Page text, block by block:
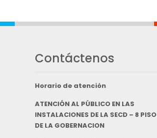
Contáctenos
Horario de atención
ATENCIÓN AL PÚBLICO EN LAS
INSTALACIONES DE LA SECD – 8 PISO
DE LA GOBERNACION